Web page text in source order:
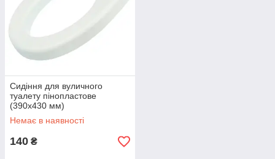
Сидіння для вуличного
туалету пінопластове
(390х430 мм)
Немає в наявності
140 ₴